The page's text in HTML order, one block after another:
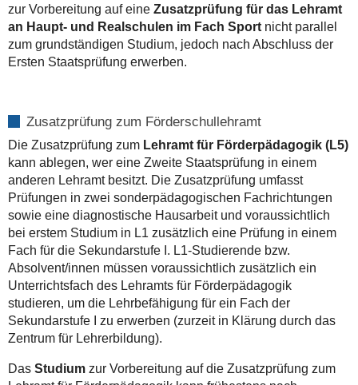
zur Vorbereitung auf eine Zusatzprüfung für das Lehramt
an Haupt- und Realschulen im Fach Sport nicht parallel
zum grundständigen Studium, jedoch nach Abschluss der
Ersten Staatsprüfung erwerben.
Zusatzprüfung zum Förderschullehramt
Die Zusatzprüfung zum Lehramt für Förderpädagogik (L5)
kann ablegen, wer eine Zweite Staatsprüfung in einem
anderen Lehramt besitzt. Die Zusatzprüfung umfasst
Prüfungen in zwei sonderpädagogischen Fachrichtungen
sowie eine diagnostische Hausarbeit und voraussichtlich
bei erstem Studium in L1 zusätzlich eine Prüfung in einem
Fach für die Sekundarstufe I. L1-Studierende bzw.
Absolvent/innen müssen voraussichtlich zusätzlich ein
Unterrichtsfach des Lehramts für Förderpädagogik
studieren, um die Lehrbefähigung für ein Fach der
Sekundarstufe I zu erwerben (zurzeit in Klärung durch das
Zentrum für Lehrerbildung).
Das Studiumzur Vorbereitung auf die Zusatzprüfung zum